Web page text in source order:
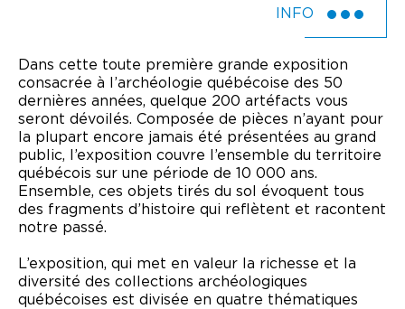
INFO
Dans cette toute première grande exposition
consacrée à l’archéologie québécoise des 50
dernières années, quelque 200 artéfacts vous
seront dévoilés. Composée de pièces n’ayant pour
la plupart encore jamais été présentées au grand
public, l’exposition couvre l’ensemble du territoire
québécois sur une période de 10 000 ans.
Ensemble, ces objets tirés du sol évoquent tous
des fragments d’histoire qui reflètent et racontent
notre passé.
L’exposition, qui met en valeur la richesse et la
diversité des collections archéologiques
québécoises est divisée en quatre thématiques